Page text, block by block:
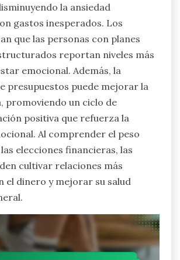
la ansiedad
gastos inesperados. Los
que las personas con planes
reportan niveles más
emocional. Además, la
presupuestos puede mejorar la
promoviendo un ciclo de
positiva que refuerza la
Al comprender el peso
elecciones financieras, las
cultivar relaciones más
el dinero y mejorar su salud